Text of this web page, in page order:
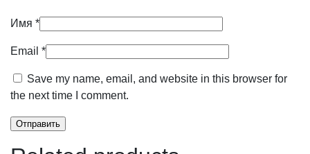
Имя *
Email *
Save my name, email, and website in this browser for
the next time I comment.